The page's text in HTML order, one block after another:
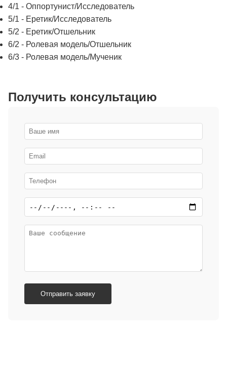
4/1 - Оппортунист/Исследователь
5/1 - Еретик/Исследователь
5/2 - Еретик/Отшельник
6/2 - Ролевая модель/Отшельник
6/3 - Ролевая модель/Мученик
Получить консультацию
Отправить заявку